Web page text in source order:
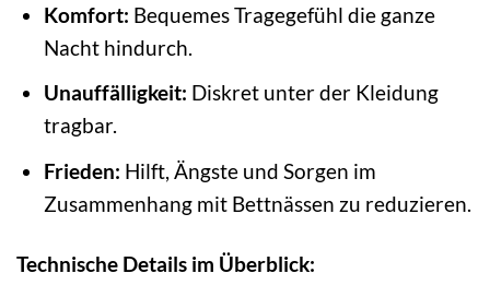
Komfort: Bequemes Tragegefühl die ganze
Nacht hindurch.
Unauffälligkeit: Diskret unter der Kleidung
tragbar.
Frieden: Hilft, Ängste und Sorgen im
Zusammenhang mit Bettnässen zu reduzieren.
Technische Details im Überblick: